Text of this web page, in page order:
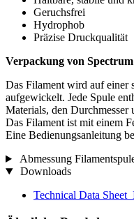
Geruchsfrei
Hydrophob
Präzise Druckqualität
Verpackung von
Das Filament wird auf einer
aufgewickelt. Jede Spule
Materials, den Durchmesser
Das Filament ist mit einem
Eine Bedienungsanleitung
Abmessung
Downloads
Technical Data